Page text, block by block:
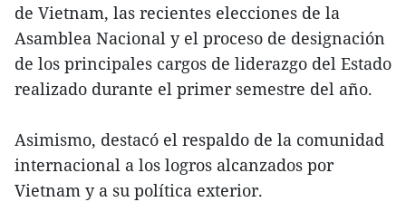
de Vietnam, las recientes elecciones de la
Asamblea Nacional y el proceso de designación
de los principales cargos de liderazgo del Estado
realizado durante el primer semestre del año.
Asimismo, destacó el respaldo de la comunidad
internacional a los logros alcanzados por
Vietnam y a su política exterior.